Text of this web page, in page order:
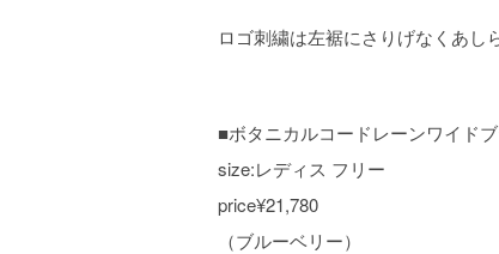
ロゴ刺繍は左裾にさりげなくあし
■ボタニカルコードレーンワイド
size:レディス フリー
price¥21,780
（ブルーベリー）